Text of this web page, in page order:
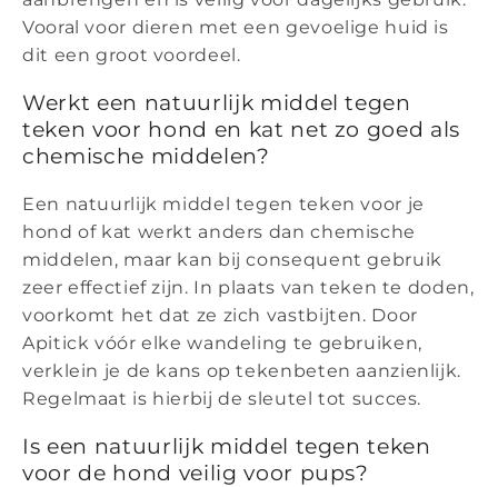
Vooral voor dieren met een gevoelige huid is
dit een groot voordeel.
Werkt een natuurlijk middel tegen
teken voor hond en kat net zo goed als
chemische middelen?
Een natuurlijk middel tegen teken voor je
hond of kat werkt anders dan chemische
middelen, maar kan bij consequent gebruik
zeer effectief zijn. In plaats van teken te doden,
voorkomt het dat ze zich vastbijten. Door
Apitick vóór elke wandeling te gebruiken,
verklein je de kans op tekenbeten aanzienlijk.
Regelmaat is hierbij de sleutel tot succes.
Is een natuurlijk middel tegen teken
voor de hond veilig voor pups?